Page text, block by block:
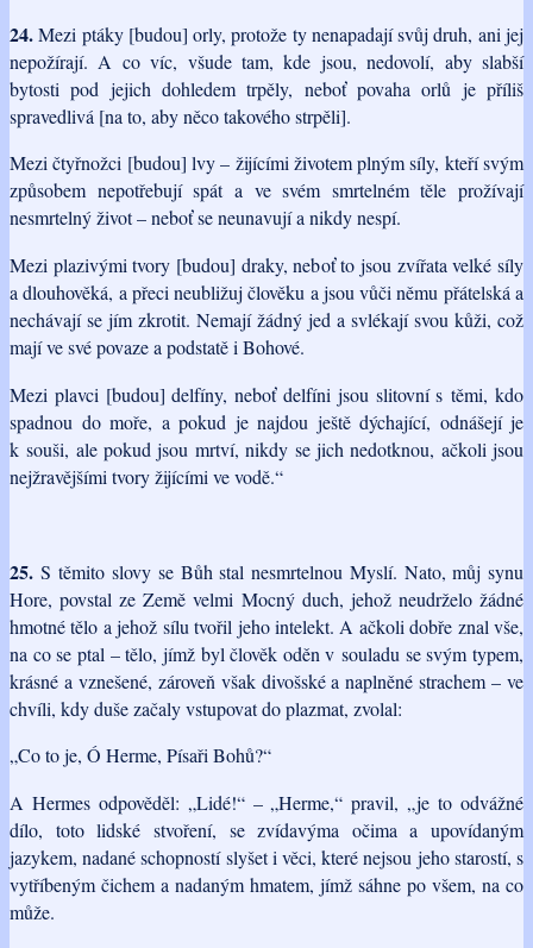
24.Mezi ptáky [budou] orly, protože ty nenapadají svůj druh, ani jej
nepožírají. A co víc, všude tam, kde jsou, nedovolí, aby slabší
bytosti pod jejich dohledem trpěly, neboť povaha orlů je příliš
spravedlivá [na to, aby něco takového strpěli].
Mezi čtyřnožci [budou] lvy – žijícími životem plným síly, kteří svým
způsobem nepotřebují spát a ve svém smrtelném těle prožívají
nesmrtelný život – neboť se neunavují a nikdy nespí.
Mezi plazivými tvory [budou] draky, neboť to jsou zvířata velké síly
a dlouhověká, a přeci neubližuj člověku a jsou vůči němu přátelská a
nechávají se jím zkrotit. Nemají žádný jed a svlékají svou kůži, což
mají ve své povaze a podstatě i Bohové.
Mezi plavci [budou] delfíny, neboť delfíni jsou slitovní s těmi, kdo
spadnou do moře, a pokud je najdou ještě dýchající, odnášejí je
k souši, ale pokud jsou mrtví, nikdy se jich nedotknou, ačkoli jsou
nejžravějšími tvory žijícími ve vodě.“
25. S těmito slovy se Bůh stal nesmrtelnou Myslí. Nato, můj synu
Hore, povstal ze Země velmi Mocný duch, jehož neudrželo žádné
hmotné tělo a jehož sílu tvořil jeho intelekt. A ačkoli dobře znal vše,
na co se ptal – tělo, jímž byl člověk oděn v souladu se svým typem,
krásné a vznešené, zároveň však divošské a naplněné strachem – ve
chvíli, kdy duše začaly vstupovat do plazmat, zvolal:
„Co to je, Ó Herme, Písaři Bohů?“
A Hermes odpověděl: „Lidé!“ – „Herme,“ pravil, „je to odvážné
dílo, toto lidské stvoření, se zvídavýma očima a upovídaným
jazykem, nadané schopností slyšet i věci, které nejsou jeho starostí, s
vytříbeným čichem a nadaným hmatem, jímž sáhne po všem, na co
může.